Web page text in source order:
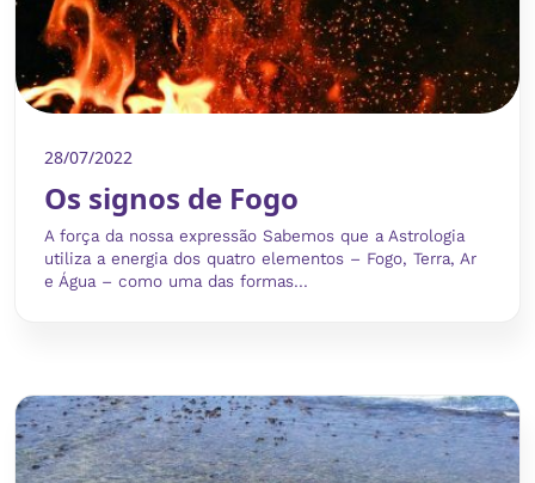
28/07/2022
Os signos de Fogo
A força da nossa expressão Sabemos que a Astrologia
utiliza a energia dos quatro elementos – Fogo, Terra, Ar
e Água – como uma das formas...